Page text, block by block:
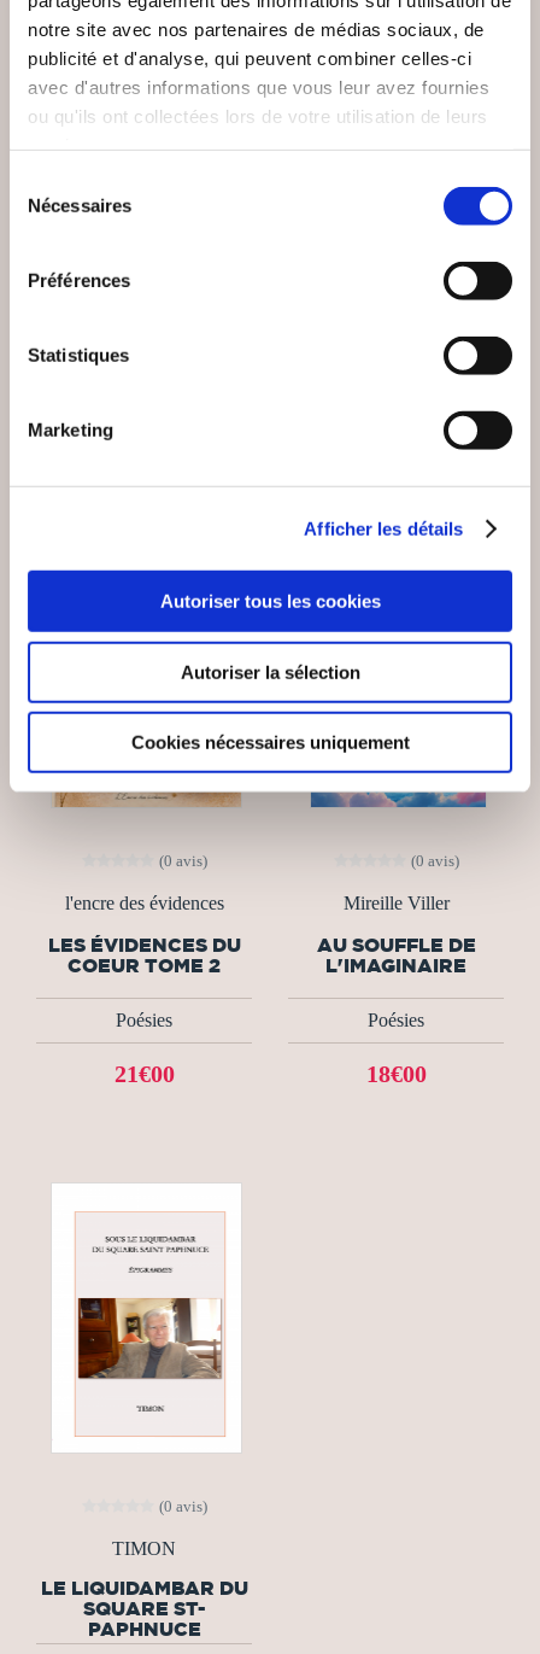
notre site avec nos partenaires de médias sociaux, de
publicité et d'analyse, qui peuvent combiner celles-ci
avec d'autres informations que vous leur avez fournies
ou qu'ils ont collectées lors de votre utilisation de leurs
Nécessaires
Préférences
Statistiques
Marketing
Afficher les détails
Autoriser tous les cookies
Autoriser la sélection
Cookies nécessaires uniquement
(0 avis)
Simon-Adjid Pesenti
(0 avis)
l'encre des évidences
LES ÉVIDENCES DU
COEUR TOME 2
Poésies
21€00
(0 avis)
Mireille Viller
AU SOUFFLE DE
L'IMAGINAIRE
Poésies
18€00
(0 avis)
TIMON
LE LIQUIDAMBAR DU
SQUARE ST-
PAPHNUCE